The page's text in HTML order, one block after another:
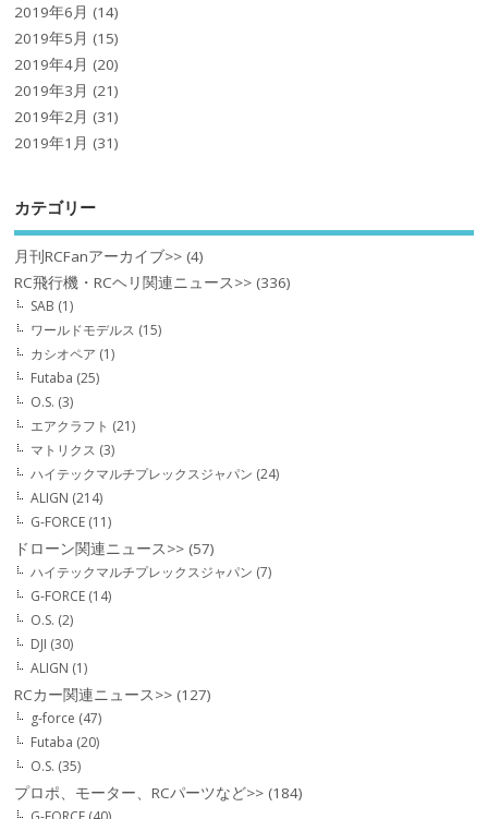
2019年6月 (14)
2019年5月 (15)
2019年4月 (20)
2019年3月 (21)
2019年2月 (31)
2019年1月 (31)
カテゴリー
月刊RCFanアーカイブ>> (4)
RC飛行機・RCヘリ関連ニュース>> (336)
SAB (1)
ワールドモデルス (15)
カシオペア (1)
Futaba (25)
O.S. (3)
エアクラフト (21)
マトリクス (3)
ハイテックマルチプレックスジャパン (24)
ALIGN (214)
G-FORCE (11)
ドローン関連ニュース>> (57)
ハイテックマルチプレックスジャパン (7)
G-FORCE (14)
O.S. (2)
DJI (30)
ALIGN (1)
RCカー関連ニュース>> (127)
g-force (47)
Futaba (20)
O.S. (35)
プロポ、モーター、RCパーツなど>> (184)